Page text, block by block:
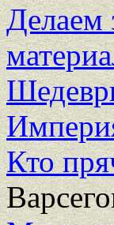
Делаем
Кто